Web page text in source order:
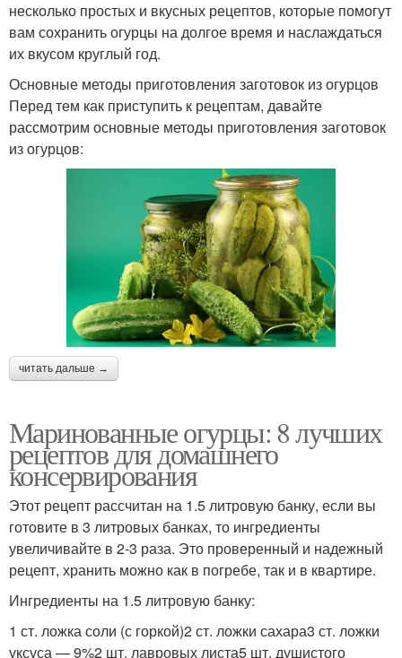
несколько простых и вкусных рецептов, которые помогут
вам сохранить огурцы на долгое время и наслаждаться
их вкусом круглый год.
Основные методы приготовления заготовок из огурцов
Перед тем как приступить к рецептам, давайте
рассмотрим основные методы приготовления заготовок
из огурцов:
читать дальше →
Маринованные огурцы: 8 лучших
рецептов для домашнего
консервирования
Этот рецепт рассчитан на 1.5 литровую банку, если вы
готовите в 3 литровых банках, то ингредиенты
увеличивайте в 2-3 раза. Это проверенный и надежный
рецепт, хранить можно как в погребе, так и в квартире.
Ингредиенты на 1.5 литровую банку:
1 ст. ложка соли (с горкой)2 ст. ложки сахара3 ст. ложки
уксуса — 9%2 шт. лавровых листа5 шт. душистого